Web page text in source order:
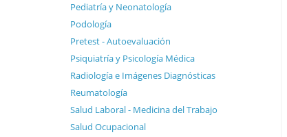
Pediatría y Neonatología
Podología
Pretest - Autoevaluación
Psiquiatría y Psicología Médica
Radiología e Imágenes Diagnósticas
Reumatología
Salud Laboral - Medicina del Trabajo
Salud Ocupacional